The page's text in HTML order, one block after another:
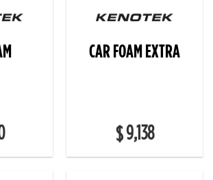
CAR FOAM EXTRA
$9,138